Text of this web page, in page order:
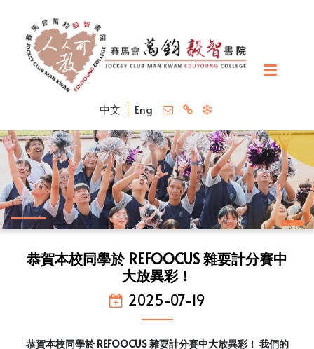
中文 Eng
恭賀本校同學於 REFOOCUS 雜耍計分賽中
大放異彩！
2025-07-19
恭賀本校同學於 REFOOCUS 雜耍計分賽中大放異彩！ 我們的